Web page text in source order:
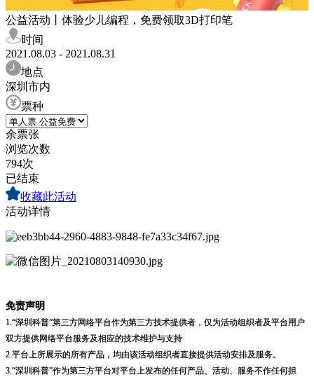
公益活动丨体验少儿编程，免费领取3D打印笔
时间
2021.08.03 - 2021.08.31
地点
深圳市内
票种
余票张
浏览次数
794次
已结束
收藏此活动
活动详情
免责声明
1.“深圳科普”第三方网络平台作为第三方技术提供者，仅为活动组织者及平台用户
双方提供网络平台服务及相应的技术维护与支持
2.平台上所展示的所有产品，均由该活动组织者直接提供活动安排及服务。
3.“深圳科普”作为第三方平台对平台上发布的任何产品、活动、服务不作任何担